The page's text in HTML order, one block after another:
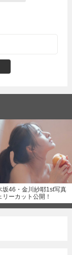
坂46・金川紗耶1st写真
ーカット公開！